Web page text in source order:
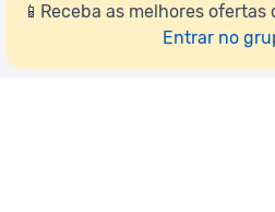
📱Receba as melhores
Entrar no